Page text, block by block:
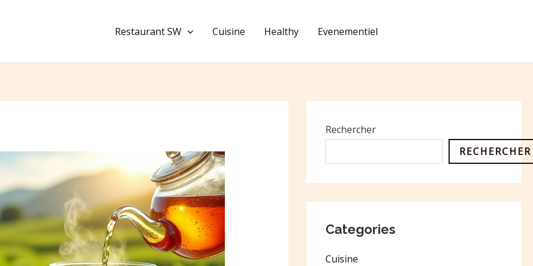
Restaurant SW Cuisine Healthy Evenementiel
Rechercher
RECHERCHER
Categories
Cuisine